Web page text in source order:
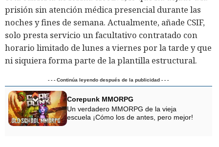
prisión sin atención médica presencial durante las
noches y fines de semana. Actualmente, añade CSIF,
solo presta servicio un facultativo contratado con
horario limitado de lunes a viernes por la tarde y que
ni siquiera forma parte de la plantilla estructural.
- - - Continúa leyendo después de la publicidad - - -
Corepunk MMORPG
Un verdadero MMORPG de la vieja
escuela ¡Cómo los de antes, pero mejor!